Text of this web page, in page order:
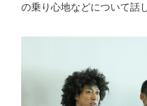
の乗り心地などについて話